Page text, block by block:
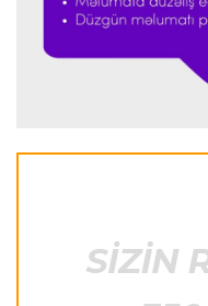
Formula-1 23:44 06.08.2026
"Antonelli
bənzəyir"